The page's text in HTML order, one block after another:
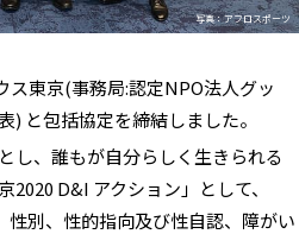
写真：アフロスポーツ
ス東京(事務局:認定NPO法人グッ
) と包括協定を締結しました。
し、誰もが自分らしく生きられる
D&I アクション」として、
性別、性的指向及び性自認、障がい